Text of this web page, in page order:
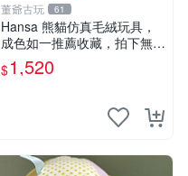
董爺古玩 61
Hansa 熊貓仿真毛絨玩具，
成色如一推薦收藏，拍下無疑
心 熊貓 毛絨玩具 收藏
$1,520